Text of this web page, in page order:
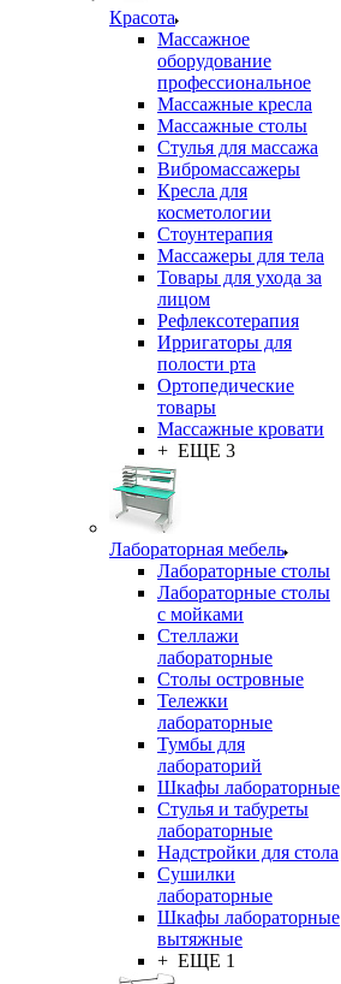
Красота
Массажное
оборудование
профессиональное
Массажные кресла
Массажные столы
Стулья для массажа
Вибромассажеры
Кресла для
косметологии
Стоунтерапия
Массажеры для тела
Товары для ухода за
лицом
Рефлексотерапия
Ирригаторы для
полости рта
Ортопедические
товары
Массажные кровати
+ ЕЩЕ 3
Лабораторная мебель
Лабораторные столы
Лабораторные столы
с мойками
Стеллажи
лабораторные
Столы островные
Тележки
лабораторные
Тумбы для
лабораторий
Шкафы лабораторные
Стулья и табуреты
лабораторные
Надстройки для стола
Сушилки
лабораторные
Шкафы лабораторные
вытяжные
+ ЕЩЕ 1